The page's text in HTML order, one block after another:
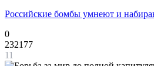
Российские бомбы умнеют и
0
232177
11